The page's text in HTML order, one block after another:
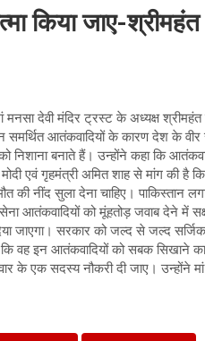
जाए-श्रीमहंत
मनसा देवी मंदिर ट्रस्ट के अध्यक्ष
आतंकवादियों के कारण देश के वीर
बनाते हैं। उन्होंने कहा कि
एवं गृहमंत्री अमित शाह से मांग की है
की नींद सुला देना चाहिए। पाकिस्तान
आतंकवादियों को मूंहतोड़ जवाब देने में
जाएगा। सरकार को जल्द से जल्द
वह इन आतंकवादियों को सबक सिखाने
के एक सदस्य नौकरी दी जाए।